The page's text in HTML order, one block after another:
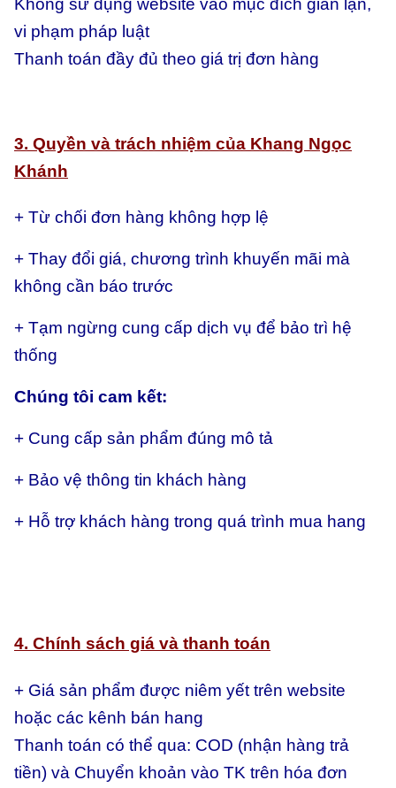
Không sử dụng website vào mục đích gian lận,
vi phạm pháp luật
Thanh toán đầy đủ theo giá trị đơn hàng
3. Quyền và trách nhiệm của Khang Ngọc
Khánh
+ Từ chối đơn hàng không hợp lệ
+ Thay đổi giá, chương trình khuyến mãi mà
không cần báo trước
+ Tạm ngừng cung cấp dịch vụ để bảo trì hệ
thống
Chúng tôi cam kết:
+ Cung cấp sản phẩm đúng mô tả
+ Bảo vệ thông tin khách hàng
+ Hỗ trợ khách hàng trong quá trình mua hang
4. Chính sách giá và thanh toán
+ Giá sản phẩm được niêm yết trên website
hoặc các kênh bán hang
Thanh toán có thể qua: COD (nhận hàng trả
tiền) và Chuyển khoản vào TK trên hóa đơn